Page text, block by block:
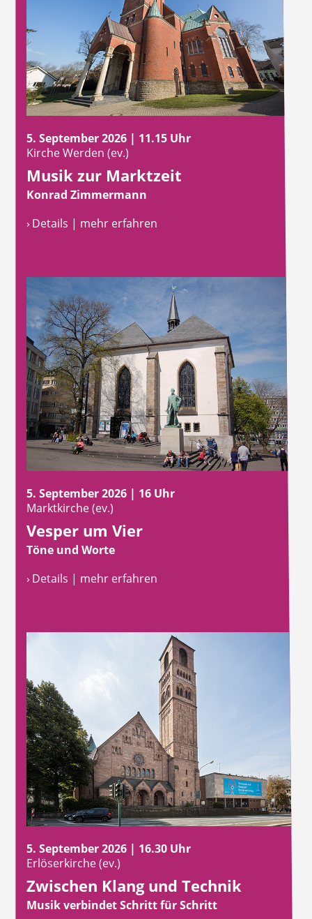
5. September 2026 | 11.15 Uhr
Kirche Werden (ev.)
Musik zur Marktzeit
Konrad Zimmermann
› Details | mehr erfahren
5. September 2026 | 16 Uhr
Marktkirche (ev.)
Vesper um Vier
Töne und Worte
› Details | mehr erfahren
5. September 2026 | 16.30 Uhr
Erlöserkirche (ev.)
Zwischen Klang und Technik
Musik verbindet Schritt für Schritt